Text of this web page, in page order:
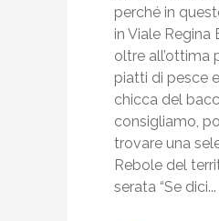
perché in
in Viale Regina
oltre all’ottima
piatti di pesce
chicca del
consigliamo,
trovare una
Rebole del
serata “Se dici...